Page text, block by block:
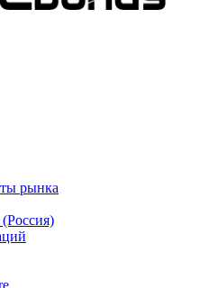
рынка